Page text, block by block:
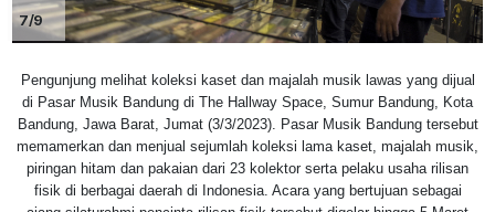
7/9
Pengunjung melihat koleksi kaset dan majalah musik lawas yang dijual
di Pasar Musik Bandung di The Hallway Space, Sumur Bandung, Kota
Bandung, Jawa Barat, Jumat (3/3/2023). Pasar Musik Bandung tersebut
memamerkan dan menjual sejumlah koleksi lama kaset, majalah musik,
piringan hitam dan pakaian dari 23 kolektor serta pelaku usaha rilisan
fisik di berbagai daerah di Indonesia. Acara yang bertujuan sebagai